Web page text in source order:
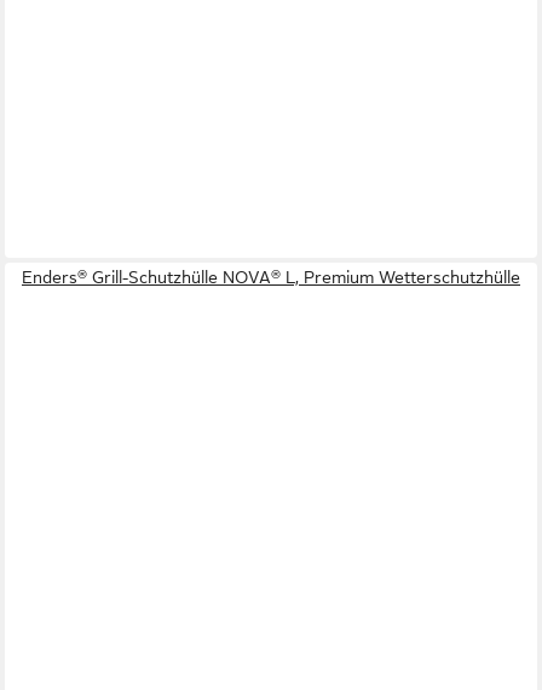
Enders® Grill-Schutzhülle NOVA® L, Premium Wetterschutzhülle